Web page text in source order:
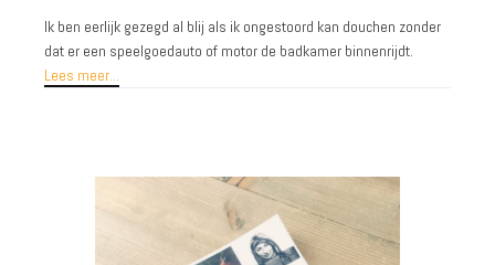
Ik ben eerlijk gezegd al blij als ik ongestoord kan douchen zonder
dat er een speelgoedauto of motor de badkamer binnenrijdt.
Lees meer...